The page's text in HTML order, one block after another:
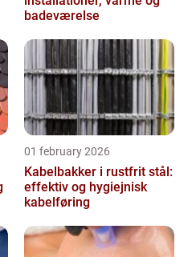
badeværelse
01 february 2026
Kabelbakker i rustfrit stål:
effektiv og hygiejnisk
kabelføring